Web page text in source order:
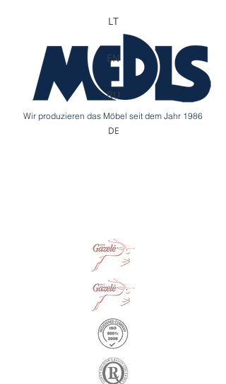
Wir produzieren das Möbel seit dem Jahr 1986
LT
EN
RU
DE